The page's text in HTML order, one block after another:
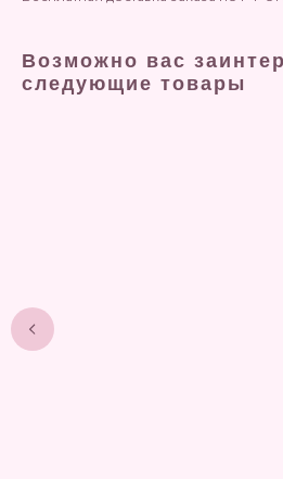
Возможно вас
следующие товары